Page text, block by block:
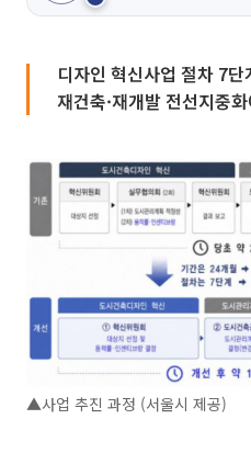
디자인 혁신사업 절차 7
재건축·재개발 전선지중
▲사업 추진 과정 (서울시 제공)